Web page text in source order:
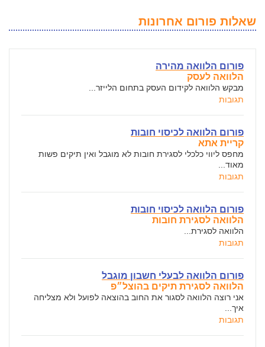
שאלות פורום אחרונות
פורום הלוואה מהירה
הלוואה לעסק
מבקש הלוואה לקידום העסק בתחום הלייזר...
תגובות
פורום הלוואה לכיסוי חובות
קריית אתא
מחפס ליווי כלכלי לסגירת חובות לא מוגבל ואין תיקים פשות
מאוד...
תגובות
פורום הלוואה לכיסוי חובות
הלוואה לסגירת חובות
הלוואה לסגירת...
תגובות
פורום הלוואה לבעלי חשבון מוגבל
הלוואה לסגירת תיקים בהוצל״פ
אני רוצה הלוואה לסגור את החוב בהוצאה לפועל ולא מצליחה
איך...
תגובות